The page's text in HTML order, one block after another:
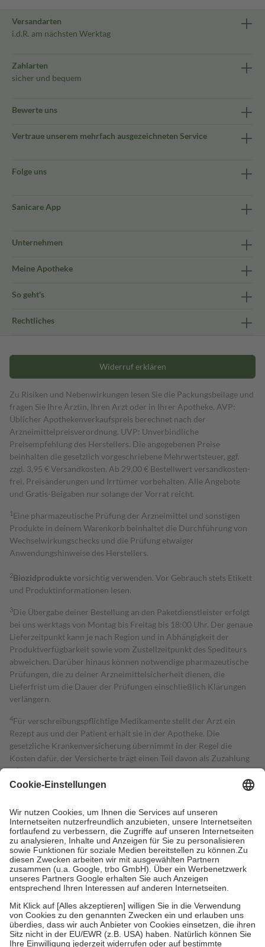
Versandarten
i.d.R. am nächsten Werktag
Zahlarten
sicher und bequem
Bewerte uns
Vertraue unserem mehrfach ausgezeichneten Service
Folge uns
Sanicare App
Unternehmen
Meine Apotheke
So geht's
Rechtliches
Widerruf erklären
Zu Risiken und Nebenwirkungen lesen Sie die Packungsbeilage und
fragen Sie Ihre Ärztin, Ihren Arzt oder in Ihrer Apotheke. AVP:
Üblicher Apothekenverkaufspreis berechnet nach der
Arzneimittelpreisverordnung. UVP: Unverbindliche
Preisempfehlung des Herstellers. Die angegebenen Preise
beinhalten die gesetzlich vorgeschriebene Mehrwertsteuer, ggf.
zzgl. 3,95 € Versandkosten. Ab 29,00 € Bestell­wert versand­kosten­
frei. Preisänderungen und Irrtümer vorbehalten. Alle Angebote
und Gratis-Beigaben nur solange der Vorrat reicht.
1 Eine pharmazeutische Prüfung der Arzneimittel und sonstigen
Produkte in deinem Warenkorb beinhaltet die Durchführung von
Wechselwirkungschecks und die Prüfung etwaiger
Anwendungshinweise des Herstellers.
2Biozidproduktevorsichtig verwenden. Vor Gebrauch stets Etikett
und Produktinformationen lesen.
3Die Übergabe deiner Bestellung an den Paketdienstleister erfolgt
bei uns werktags von Montag bis Freitag bis 18:00 Uhr. Der genaue
Lieferzeitpunkt kann je nach Region und in Abhängigkeit der
Produktverfügbarkeit sowie vom Zustellzeitpunkt des Spediteurs
abweichen. Darüber hinaus können notwendige pharmazeutische
Prüfungen, die zu deiner Arzneimittelsicherheit dienen, die
Lieferfrist um die Dauer der Prüfungen einschließlich Klärungen
verlängern.
4Für verschreibungspflichtige Medikamente stellt der Arzt ein
Rezept aus und der Patient erhält sie in der Apotheke. Die
gesetzliche Krankenversicherung übernimmt in der Regel die
Kosten dafür, der Versicherte trägt einen Teil davon als Zuzahlung
mit.
Grundsätzlich leisten Mitglieder Zuzahlungen in Höhe von zehn
höchstens zehn Euro.
Es sind jedoch nie mehr als die tatsächlichen
Kosten der Leistung zu entrichten.
Diese Regeln gelten grundsätzlich auch für Online-Apotheken.
Bei Heilmitteln und häuslicher Krankenpflege beträgt die
Zuzahlung zehn Prozent der Kosten sowie zehn Euro je
Verordnung.
Um das Engagement der Versicherten für ihre eigene Gesundheit zu
stärken und die besondere Stellung der Familie zu unterstützen,
fallenkeine Zuzahlungenan bei:
• Kindern und Jugendlichen bis zum vollendeten 18. Lebensjahr
mit Ausnahme der Fahrkosten
• Untersuchungen zur Vorsorge und Früherkennung, die von der